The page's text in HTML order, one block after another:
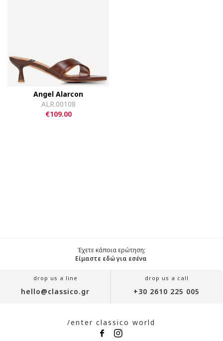
Angel Alarcon
ALR.00108
€109.00
Έχετε κάποια ερώτηση;
Είμαστε εδώ για εσένα
drop us a line
hello@classico.gr
drop us a call
+30 2610 225 005
/enter classico world